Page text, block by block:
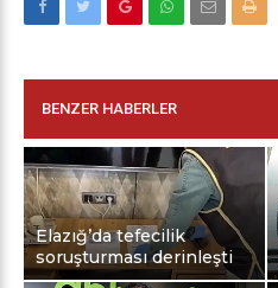
BENZER HABERLER
Elazığ’da tefecilik
soruşturması derinleşti